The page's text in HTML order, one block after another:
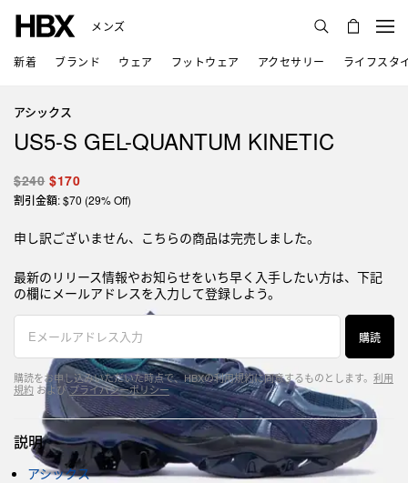
メンズ
新着 ブランド ウェア フットウェア アクセサリー ライフスタ
アシックス
US5-S GEL-QUANTUM KINETIC
$240 $170
割引金額: $70 (29% Off)
申し訳ございません、こちらの商品は完売しました。
最新のリリース情報やお知らせをいち早く入手したい方は、下記
の欄にメールアドレスを入力して登録しよう。
購読
購読をお申し込みいただいた時点で、HBXの利用規約に同意するものとします。 利用
規約 およびプライバシーポリシー
説明
アシックス